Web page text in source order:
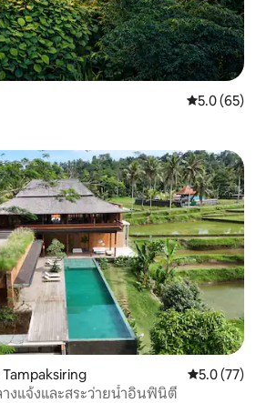
คะแนนเฉลี่ย
5.0 (65)
คะแนนเฉลี่ย
5.0 (77)
งแจ้งและสระว่ายน้ำอินฟินิตี้